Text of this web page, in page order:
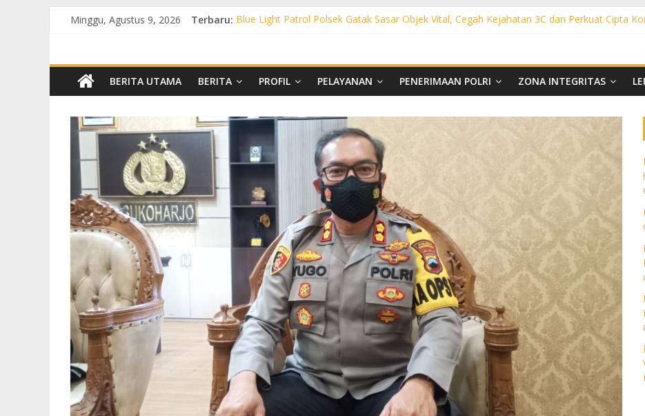
Minggu, Agustus 9, 2026 Terbaru: Blue Light Patrol Polsek Gatak Sasar Objek Vital, Cegah Kejahatan 3C dan Perkuat Cipta
Patroli Blue Light Polsek Nguter Sasar Perbankan hingga Permukiman, Antisipasi 3C dan
Blue Light Patrol Polsek Tawangsari Sisir Belasan Desa, Cegah Kejahatan 3C dan
BERITA UTAMA BERITA PROFIL PELAYANAN PENERIMAAN POLRI ZONA INTEGRITAS